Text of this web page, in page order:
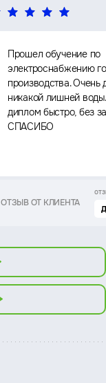
Прошел обучение по
электроснабжению
производства. Очень
никакой лишней
диплом быстро, без
СПАСИБО
ОТЗЫВ ОТ КЛИЕНТА